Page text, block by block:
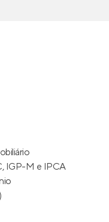
IGP-M e IPCA